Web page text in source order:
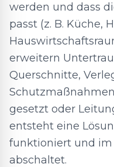
werden und dass
passt (z. B. Küche,
erweitern
Querschnitte,
gesetzt oder
entsteht eine
funktioniert und im
abschaltet.